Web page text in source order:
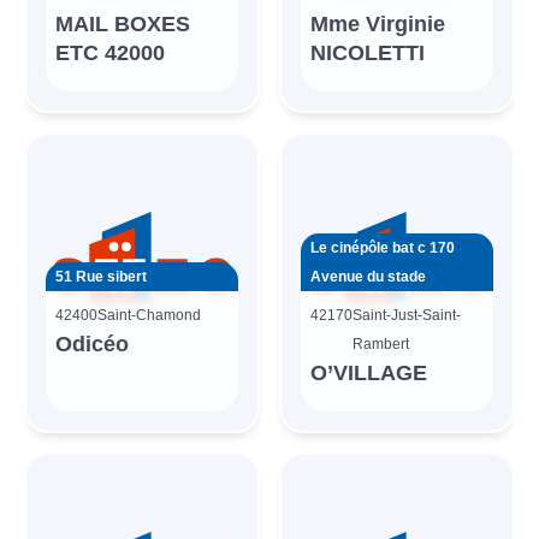
MAIL BOXES
ETC 42000
Mme Virginie
NICOLETTI
51 Rue sibert
42400Saint-Chamond
Odicéo
Le cinépôle bat c 170
Avenue du stade
42170Saint-Just-Saint-
Rambert
O’VILLAGE